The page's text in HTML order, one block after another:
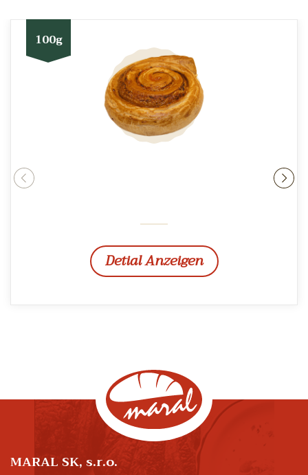
100g
Detial Anzeigen
MARAL SK, s.r.o.